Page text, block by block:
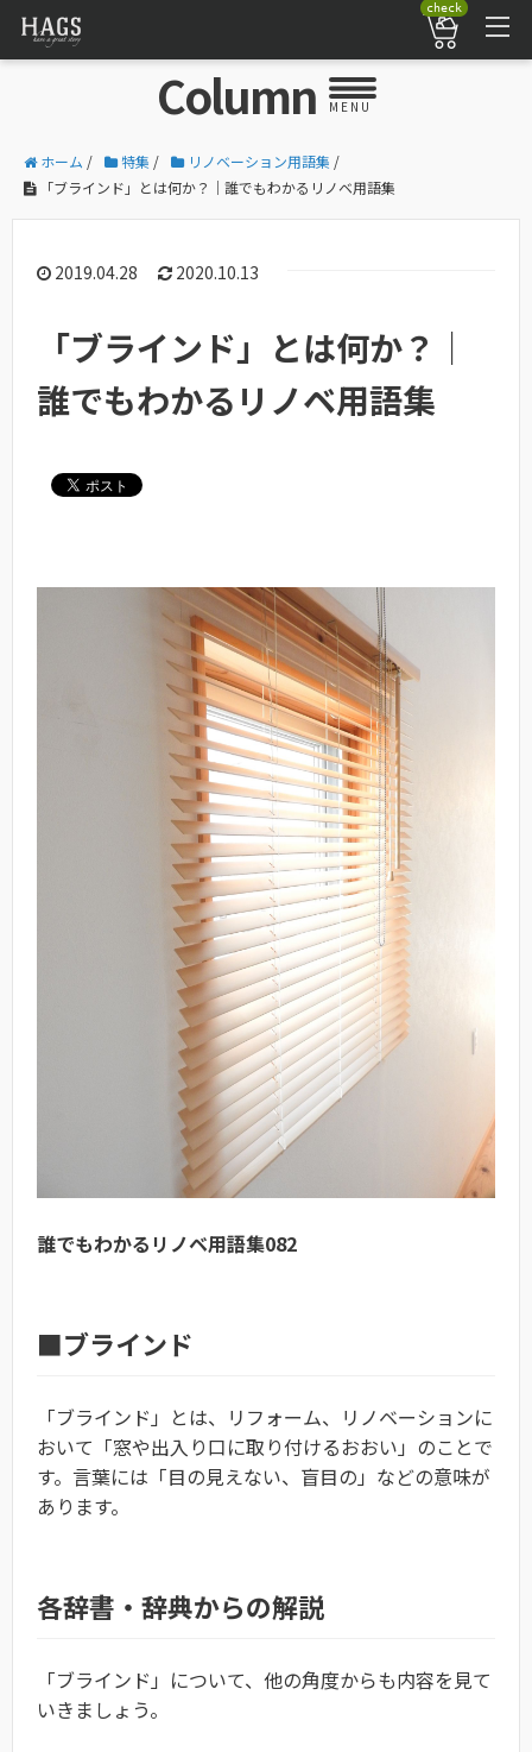
check
Column MENU
ホーム / 特集 / リノベーション用語集 /
「ブラインド」とは何か？｜誰でもわかるリノベ用語集
2019.04.28 2020.10.13
「ブラインド」とは何か？｜
誰でもわかるリノベ用語集
誰でもわかるリノベ用語集082
■ブラインド
「ブラインド」とは、リフォーム、リノベーションに
おいて「窓や出入り口に取り付けるおおい」のことで
す。言葉には「目の見えない、盲目の」などの意味が
あります。
各辞書・辞典からの解説
「ブラインド」について、他の角度からも内容を見て
いきましょう。